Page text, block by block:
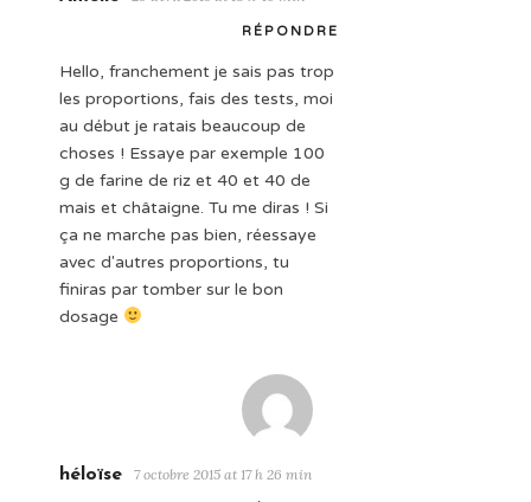
RÉPONDRE
Hello, franchement je sais pas trop
les proportions, fais des tests, moi
au début je ratais beaucoup de
choses ! Essaye par exemple 100
g de farine de riz et 40 et 40 de
mais et châtaigne. Tu me diras ! Si
ça ne marche pas bien, réessaye
avec d'autres proportions, tu
finiras par tomber sur le bon
dosage
héloïse 7 octobre 2015 at 17 h 26 min